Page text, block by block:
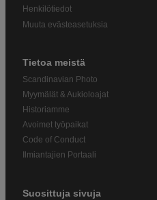
Henkilötiedot
Muuta evästeasetuksia
Tietoa meistä
Scandinavian Photo
Myymälät & Aukioloajat
Historiamme
Avoimet työpaikat
Code of Conduct
Ilmiantajien Portaali
Suosittuja sivuja